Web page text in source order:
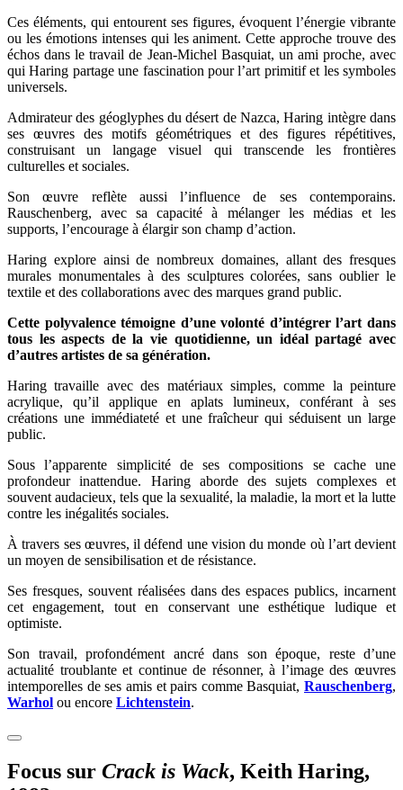
Ces éléments, qui entourent ses figures, évoquent l’énergie vibrante
ou les émotions intenses qui les animent. Cette approche trouve des
échos dans le travail de Jean-Michel Basquiat, un ami proche, avec
qui Haring partage une fascination pour l’art primitif et les symboles
universels.
Admirateur des géoglyphes du désert de Nazca, Haring intègre dans
ses œuvres des motifs géométriques et des figures répétitives,
construisant un langage visuel qui transcende les frontières
culturelles et sociales.
Son œuvre reflète aussi l’influence de ses contemporains.
Rauschenberg, avec sa capacité à mélanger les médias et les
supports, l’encourage à élargir son champ d’action.
Haring explore ainsi de nombreux domaines, allant des fresques
murales monumentales à des sculptures colorées, sans oublier le
textile et des collaborations avec des marques grand public.
Cette polyvalence témoigne d’une volonté d’intégrer l’art dans
tous les aspects de la vie quotidienne, un idéal partagé avec
d’autres artistes de sa génération.
Haring travaille avec des matériaux simples, comme la peinture
acrylique, qu’il applique en aplats lumineux, conférant à ses
créations une immédiateté et une fraîcheur qui séduisent un large
public.
Sous l’apparente simplicité de ses compositions se cache une
profondeur inattendue. Haring aborde des sujets complexes et
souvent audacieux, tels que la sexualité, la maladie, la mort et la lutte
contre les inégalités sociales.
À travers ses œuvres, il défend une vision du monde où l’art devient
un moyen de sensibilisation et de résistance.
Ses fresques, souvent réalisées dans des espaces publics, incarnent
cet engagement, tout en conservant une esthétique ludique et
optimiste.
Son travail, profondément ancré dans son époque, reste d’une
actualité troublante et continue de résonner, à l’image des œuvres
intemporelles de ses amis et pairs comme Basquiat, Rauschenberg,
Warhol ou encore Lichtenstein.
Focus sur Crack is Wack, Keith Haring,